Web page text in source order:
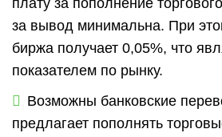
плату за пополнение
за вывод минимальна. При
биржа получает 0,05%, что
показателем по рынку.
Возможны банковские
предлагает пополнять